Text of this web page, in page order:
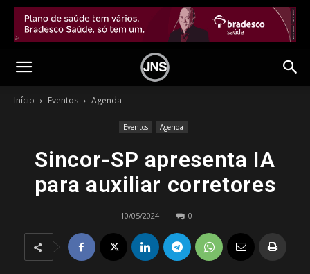
Início Eventos Agenda
Eventos Agenda
Sincor-SP apresenta IA
para auxiliar corretores
10/05/2024 0